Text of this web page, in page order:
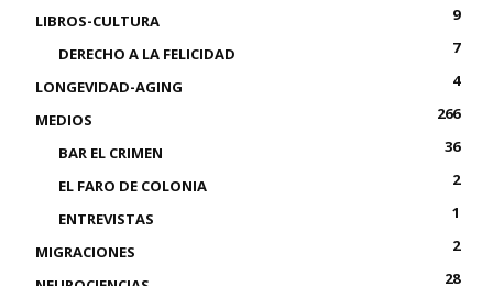
LIBROS-CULTURA
9
DERECHO A LA FELICIDAD
7
LONGEVIDAD-AGING
4
MEDIOS
266
BAR EL CRIMEN
36
EL FARO DE COLONIA
2
ENTREVISTAS
1
MIGRACIONES
2
28